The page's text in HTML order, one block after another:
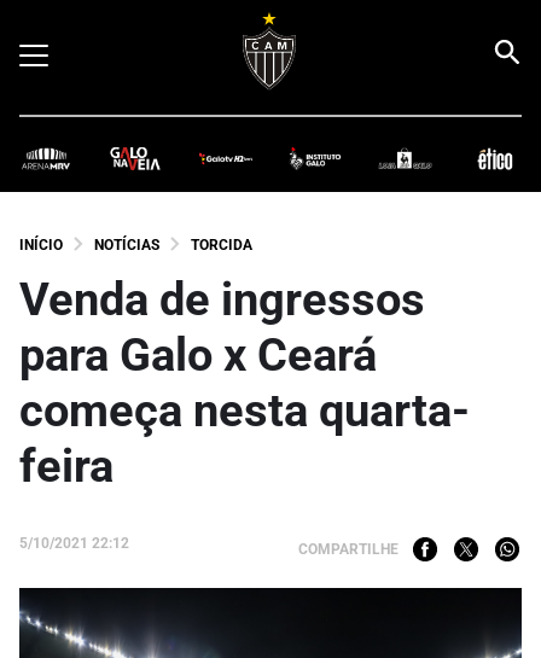
INÍCIO NOTÍCIAS TORCIDA
Venda de ingressos
para Galo x Ceará
começa nesta quarta-
feira
5/10/2021 22:12 COMPARTILHE